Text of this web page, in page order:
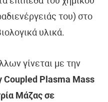
του) στο
υλικά.
γίνεται με την
Coupled Plasma Mass
Μάζας σε